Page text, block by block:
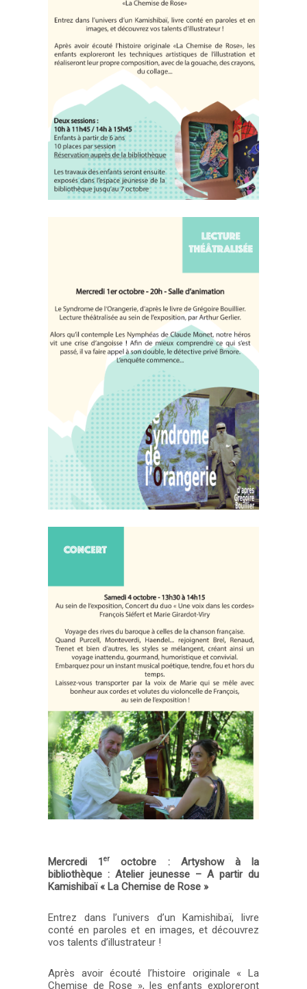
Mercredi 1er
octobre : Artyshow à la
bibliothèque : Atelier jeunesse – A partir du
Kamishibaï « La Chemise de Rose »
Entrez dans l’univers d’un Kamishibaï, livre
conté en paroles et en images, et découvrez
vos talents d’illustrateur !
Après avoir écouté l’histoire originale « La
Chemise de Rose », les enfants exploreront